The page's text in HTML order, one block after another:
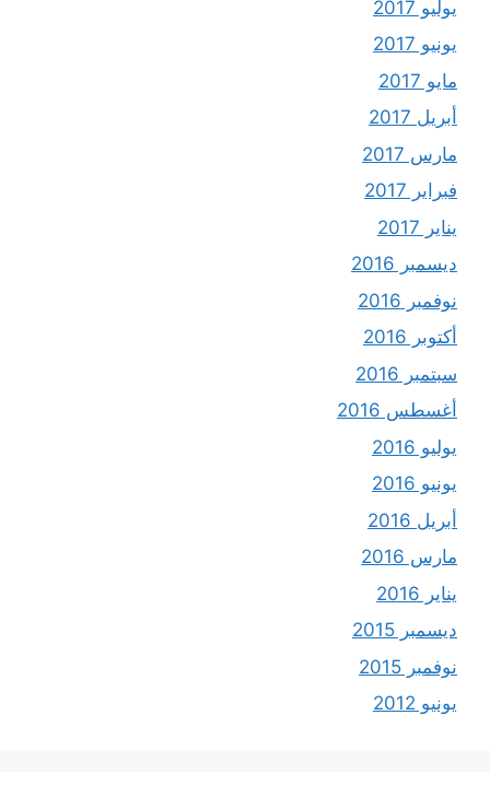
يوليو 2017
يونيو 2017
مايو 2017
أبريل 2017
مارس 2017
فبراير 2017
يناير 2017
ديسمبر 2016
نوفمبر 2016
أكتوبر 2016
سبتمبر 2016
أغسطس 2016
يوليو 2016
يونيو 2016
أبريل 2016
مارس 2016
يناير 2016
ديسمبر 2015
نوفمبر 2015
يونيو 2012